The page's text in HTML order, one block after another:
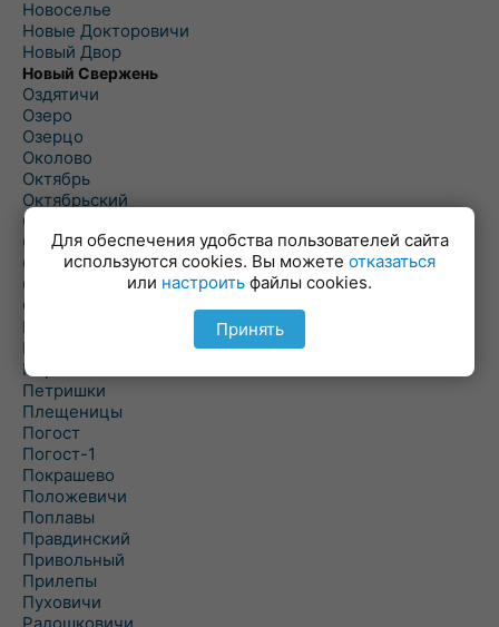
Новоселье
Новые Докторовичи
Новый Двор
Новый Свержень
Оздятичи
Озеро
Озерцо
Околово
Октябрь
Октябрьский
Олехновичи
Омговичи
Оношки
Осовец
Острошицкий Городок
Пасека
Пастовичи
Першаи
Петришки
Плещеницы
Погост
Погост-1
Покрашево
Положевичи
Поплавы
Правдинский
Привольный
Прилепы
Пуховичи
Для обеспечения удобства пользователей сайта
используются cookies. Вы можете отказаться
или настроить файлы cookies.
Принять